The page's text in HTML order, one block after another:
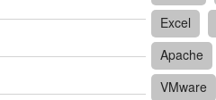
Excel
Apache
VMware